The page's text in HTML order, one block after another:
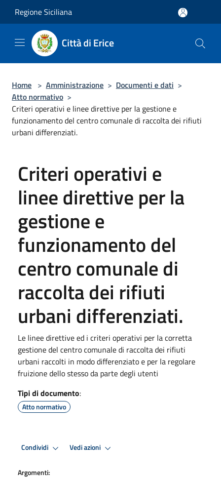
Regione Siciliana
Città di Erice
Home > Amministrazione > Documenti e dati >
Atto normativo >
Criteri operativi e linee direttive per la gestione e
funzionamento del centro comunale di raccolta dei rifiuti
urbani differenziati.
Criteri operativi e
linee direttive per la
gestione e
funzionamento del
centro comunale di
raccolta dei rifiuti
urbani differenziati.
Le linee direttive ed i criteri operativi per la corretta
gestione del centro comunale di raccolta dei rifiuti
urbani raccolti in modo differenziato e per la regolare
fruizione dello stesso da parte degli utenti
Tipi di documento:
Atto normativo
Condividi Vedi azioni
Argomenti: